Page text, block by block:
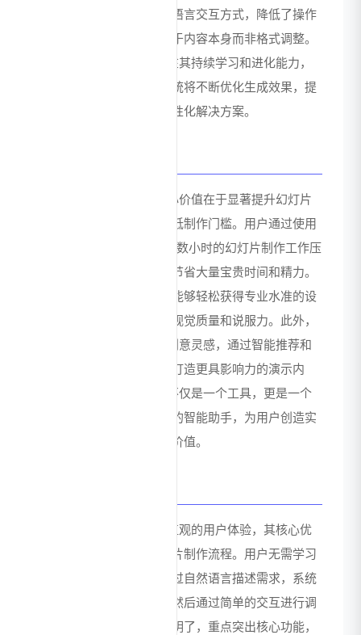
示文稿。此外，通过自然语言交互方式，降低了操作
复杂度，让用户能够专注于内容本身而非格式调整。
ChatBA 的竞争力还体现在其持续学习和进化能力，
随着使用数据的积累，系统将不断优化生成效果，提
供更加符合用户需求的个性化解决方案。
ChatBA 为用户带来的核心价值在于显著提升幻灯片
制作效率和质量，同时降低制作门槛。用户通过使用
ChatBA，可以将原本需要数小时的幻灯片制作工作压
缩到短短几分钟内完成，节省大量宝贵时间和精力。
对于非设计专业的用户，能够轻松获得专业水准的设
计效果，提升演示文稿的视觉质量和说服力。此外，
ChatBA 还能激发用户的创意灵感，通过智能推荐和
内容优化建议，帮助用户打造更具影响力的演示内
容。总体而言，ChatBA 不仅是一个工具，更是一个
提升沟通效率和表达效果的智能助手，为用户创造实
实在在的时间价值和质量价值。
ChatBA 致力于提供流畅直观的用户体验，其核心优
势在于简化了复杂的幻灯片制作流程。用户无需学习
复杂的软件操作，只需通过自然语言描述需求，系统
即可快速生成初步方案，然后通过简单的交互进行调
整和优化。界面设计简洁明了，重点突出核心功能，